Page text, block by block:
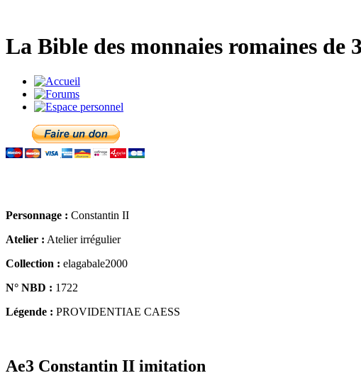
La Bible des monnaies romaines de
Personnage : Constantin II
Atelier : Atelier irrégulier
Collection : elagabale2000
N° NBD : 1722
Légende : PROVIDENTIAE CAESS
Ae3 Constantin II imitation